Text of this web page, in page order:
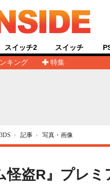
キング
特集
スイッチ2 スイッチ
3DS › 記事 › 写真・画像
怪盗R』プレ